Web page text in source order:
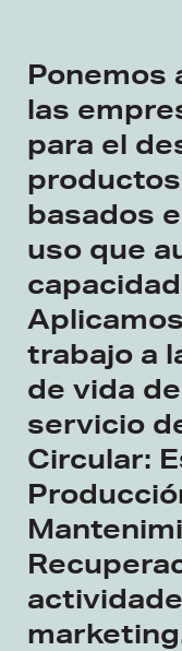
Ponemos
las
para el
basados
uso que
trabajo a
de vida
servicio
Circular: